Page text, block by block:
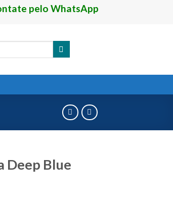
pelo WhatsApp
Deep Blue